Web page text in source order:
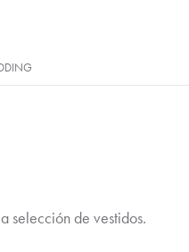
selección de vestidos.